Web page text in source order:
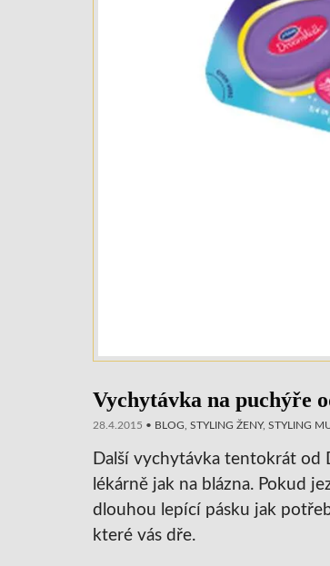
Vychytávka na puchýře
28.4.2015 • BLOG STYLING ŽENY, STYLING
Další vychytávka tentokrát od
lékárně jak na blázna. Pokud
dlouhou lepící pásku jak
které vás dře.